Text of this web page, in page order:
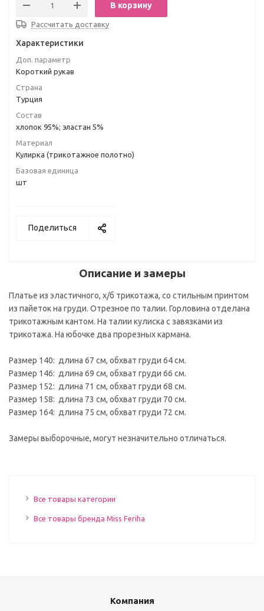
В корзину
Рассчитать доставку
Характеристики
Доп. параметр
Короткий рукав
Страна
Турция
Состав
хлопок 95%; эластан 5%
Материал
Кулирка (трикотажное полотно)
Базовая единица
шт
Поделиться
Описание и замеры
Платье из эластичного, х/б трикотажа, со стильным принтом
из пайеток на груди. Отрезное по талии. Горловина отделана
трикотажным кантом. На талии кулиска с завязками из
трикотажа. На юбочке два прорезных кармана.
Размер 140: длина 67 см, обхват груди 64 см.
Размер 146: длина 69 см, обхват груди 66 см.
Размер 152: длина 71 см, обхват груди 68 см.
Размер 158: длина 73 см, обхват груди 70 см.
Размер 164: длина 75 см, обхват груди 72 см.
Замеры выборочные, могут незначительно отличаться.
Все товары категории
Все товары бренда Miss Feriha
Компания